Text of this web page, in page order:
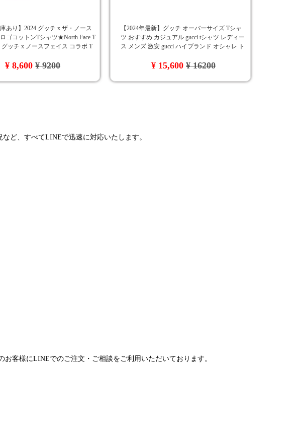
庫あり】2024 グッチ x ザ・ノース
ゴコットンTシャツ★North Face T
グッチ x ノースフェイス コラボ T
¥ 8,600¥ 9200
【2024年最新】グッチ オーバーサイズ Tシャ
ツ おすすめ カジュアル gucci tシャツ レディー
ス メンズ 激安 gucci ハイブランド オシャレ ト
コットンジャージー Tシャツ
¥ 15,600¥ 16200
ど、すべてLINEで迅速に対応いたします。
客様にLINEでのご注文・ご相談をご利用いただいております。